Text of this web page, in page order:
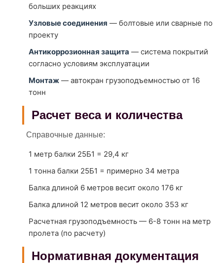
больших реакциях
Узловые соединения — болтовые или сварные по
проекту
Антикоррозионная защита — система покрытий
согласно условиям эксплуатации
Монтаж — автокран грузоподъемностью от 16
тонн
Расчет веса и количества
Справочные данные:
1 метр балки 25Б1 = 29,4 кг
1 тонна балки 25Б1 = примерно 34 метра
Балка длиной 6 метров весит около 176 кг
Балка длиной 12 метров весит около 353 кг
Расчетная грузоподъемность — 6-8 тонн на метр
пролета (по расчету)
Нормативная документация